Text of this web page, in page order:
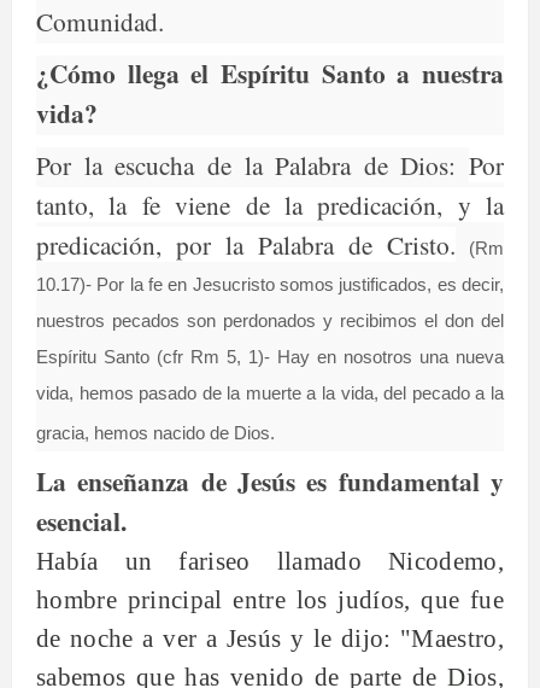
Comunidad.
¿Cómo llega el Espíritu Santo a nuestra
vida?
Por la escucha de la Palabra de Dios:Por
tanto, la fe viene de la predicación, y la
predicación, por la Palabra de Cristo. (Rm
10.17)- Por la fe en Jesucristo somos justificados, es decir,
nuestros pecados son perdonados y recibimos el don del
Espíritu Santo (cfr Rm 5, 1)- Hay en nosotros una nueva
vida, hemos pasado de la muerte a la vida, del pecado a la
gracia, hemos nacido de Dios.
La enseñanza de Jesús es fundamental y
esencial.
Había un fariseo llamado Nicodemo,
hombre principal entre los judíos, que fue
de noche a ver a Jesús y le dijo: "Maestro,
sabemos que has venido de parte de Dios,